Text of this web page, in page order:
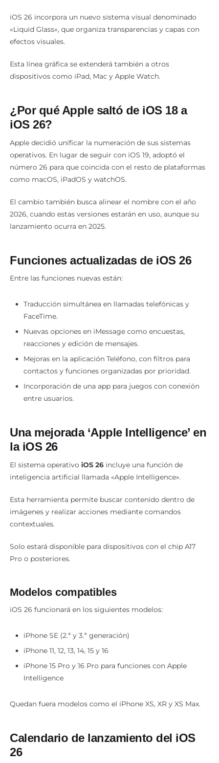
iOS 26 incorpora un nuevo sistema visual denominado
«Liquid Glass», que organiza transparencias y capas con
efectos visuales.
Esta línea gráfica se extenderá también a otros
dispositivos como iPad, Mac y Apple Watch.
¿Por qué Apple saltó de iOS 18 a
iOS 26?
Apple decidió unificar la numeración de sus sistemas
operativos. En lugar de seguir con iOS 19, adoptó el
número 26 para que coincida con el resto de plataformas
como macOS, iPadOS y watchOS.
El cambio también busca alinear el nombre con el año
2026, cuando estas versiones estarán en uso, aunque su
lanzamiento ocurra en 2025.
Funciones actualizadas de iOS 26
Entre las funciones nuevas están:
Traducción simultánea en llamadas telefónicas y
FaceTime.
Nuevas opciones en iMessage como encuestas,
reacciones y edición de mensajes.
Mejoras en la aplicación Teléfono, con filtros para
contactos y funciones organizadas por prioridad.
Incorporación de una app para juegos con conexión
entre usuarios.
Una mejorada ‘Apple Intelligence’ en
la iOS 26
El sistema operativo iOS 26 incluye una función de
inteligencia artificial llamada «Apple Intelligence».
Esta herramienta permite buscar contenido dentro de
imágenes y realizar acciones mediante comandos
contextuales.
Solo estará disponible para dispositivos con el chip A17
Pro o posteriores.
Modelos compatibles
iOS 26 funcionará en los siguientes modelos:
iPhone SE (2.ª y 3.ª generación)
iPhone 11, 12, 13, 14, 15 y 16
iPhone 15 Pro y 16 Pro para funciones con Apple
Intelligence
Quedan fuera modelos como el iPhone XS, XR y XS Max.
Calendario de lanzamiento del iOS
26